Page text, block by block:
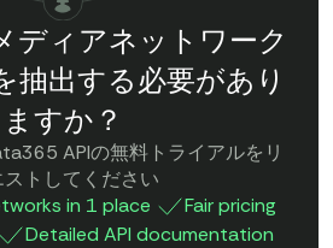
ディアネットワーク
抽出する必要があり
ますか？
APIの無料トライアルをリ
ストしてください
in 1 place
Fair pricing
Detailed API documentation